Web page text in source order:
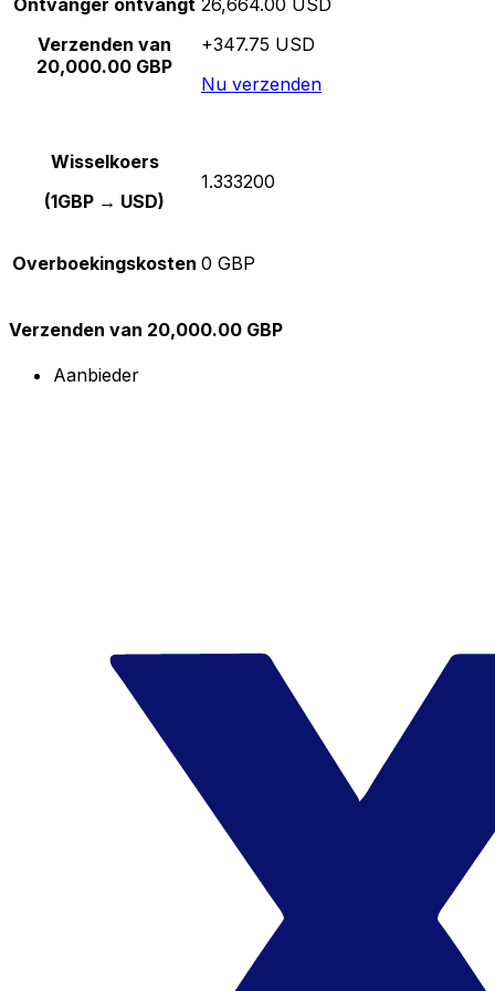
Verzenden van
20,000.00 GBP
+347.75 USD
Nu verzenden
Wisselkoers
(1GBP → USD)
1.333200
Overboekingskosten 0 GBP
Verzenden van 20,000.00 GBP
Aanbieder